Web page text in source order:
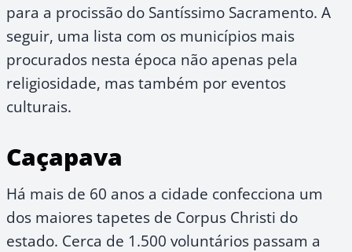
para a procissão do Santíssimo Sacramento. A
seguir, uma lista com os municípios mais
procurados nesta época não apenas pela
religiosidade, mas também por eventos
culturais.
Caçapava
Há mais de 60 anos a cidade confecciona um
dos maiores tapetes de Corpus Christi do
estado. Cerca de 1.500 voluntários passam a